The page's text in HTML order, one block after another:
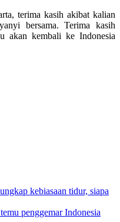
terima kasih akibat kalian
bersama. Terima kasih
akan kembali ke Indonesia
kebiasaan tidur, siapa
penggemar Indonesia